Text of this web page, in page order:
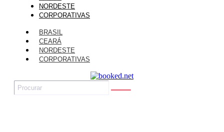
NORDESTE
CORPORATIVAS
BRASIL
CEARÁ
NORDESTE
CORPORATIVAS